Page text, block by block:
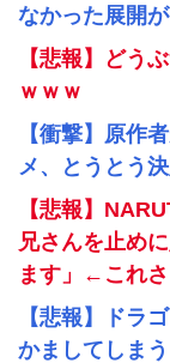
なかった展開
【悲報】どう
ｗｗｗ
【衝撃】原作
メ、とうとう
【悲報】
兄さんを止め
ます」←これさ
【悲報】ドラ
かましてしま